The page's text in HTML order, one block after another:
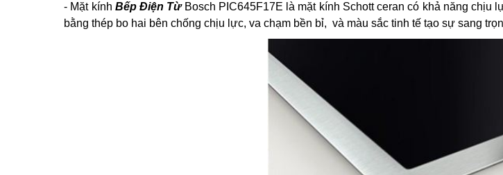
- Mặt kính Bếp Điện TừBosch PIC645F17E là mặt kính Schott ceran có khả năng chịu
bằng thép bo hai bên chống chịu lực, va chạm bền bỉ, và màu sắc tinh tế tạo sự sang